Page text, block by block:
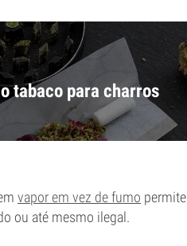
tabaco para charros
vapor em vez de fumo
ou até mesmo ilegal.